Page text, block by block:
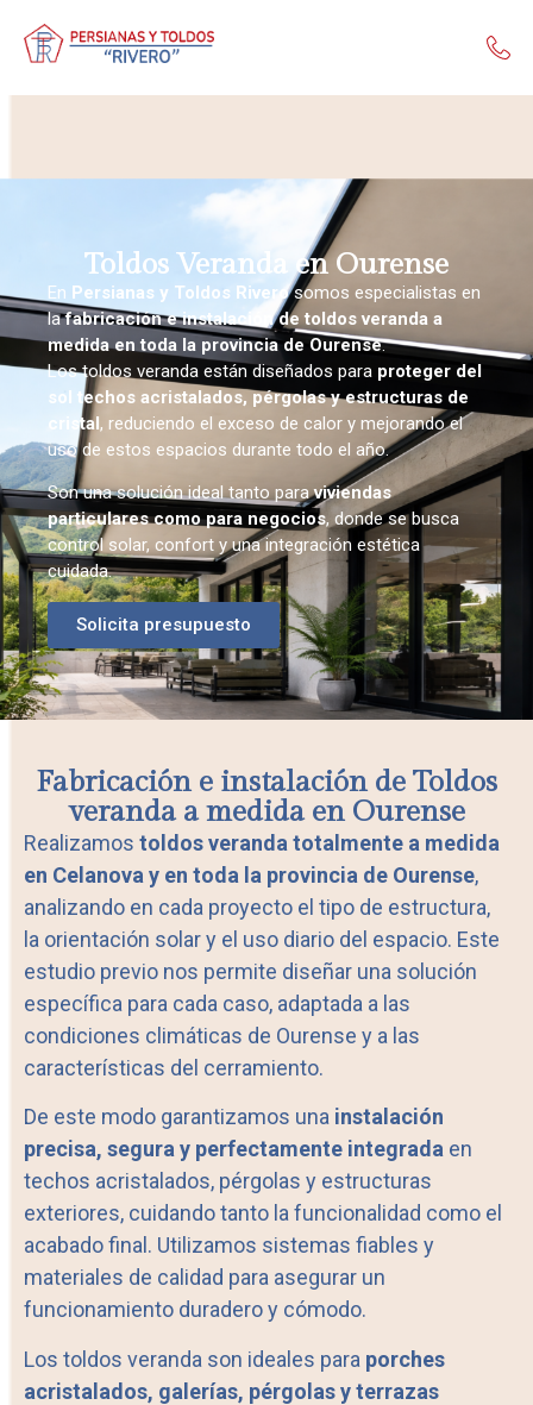
Toldos Veranda en Ourense
En Persianas y Toldos Riverosomos especialistas en
lafabricación e instalación de toldos veranda a
medida en toda la provincia de Ourense.
Los toldos veranda están diseñados para proteger del
sol techos acristalados, pérgolas y estructuras de
cristal, reduciendo el exceso de calor y mejorando el
uso de estos espacios durante todo el año.
Son una solución ideal tanto paraviviendas
particulares como para negocios, donde se busca
control solar, confort y una integración estética
cuidada.
Solicita presupuesto
Fabricación e instalación de Toldos
veranda a medida en Ourense
Realizamos toldos veranda totalmente a medida
en Celanova y en toda la provincia de Ourense,
analizando en cada proyecto el tipo de estructura,
la orientación solar y el uso diario del espacio. Este
estudio previo nos permite diseñar una solución
específica para cada caso, adaptada a las
condiciones climáticas de Ourense y a las
características del cerramiento.
De este modo garantizamos una instalación
precisa, segura y perfectamente integrada en
techos acristalados, pérgolas y estructuras
exteriores, cuidando tanto la funcionalidad como el
acabado final. Utilizamos sistemas fiables y
materiales de calidad para asegurar un
funcionamiento duradero y cómodo.
Los toldos veranda son ideales para porches
acristalados, galerías, pérgolas y terrazas